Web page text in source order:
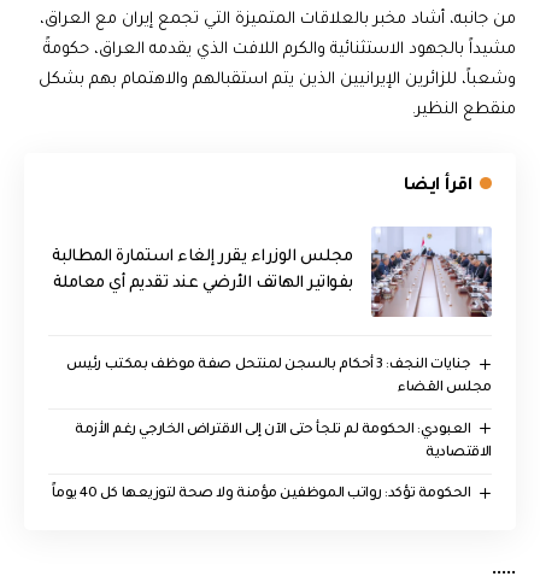
من جانبه، أشاد مخبر بالعلاقات المتميزة التي تجمع إيران مع العراق،
مشيداً بالجهود الاستثنائية والكرم اللافت الذي يقدمه العراق، حكومةً
وشعباً، للزائرين الإيرانيين الذين يتم استقبالهم والاهتمام بهم بشكل
منقطع النظير.
اقرأ ايضا
مجلس الوزراء يقرر إلغاء استمارة المطالبة
بفواتير الهاتف الأرضي عند تقديم أي معاملة
جنايات النجف: 3 أحكام بالسجن لمنتحل صفة موظف بمكتب رئيس
مجلس القضاء
العبودي: الحكومة لم تلجأ حتى الآن إلى الاقتراض الخارجي رغم الأزمة
الاقتصادية
الحكومة تؤكد: رواتب الموظفين مؤمنة ولا صحة لتوزيعها كل 40 يوماً
•••••